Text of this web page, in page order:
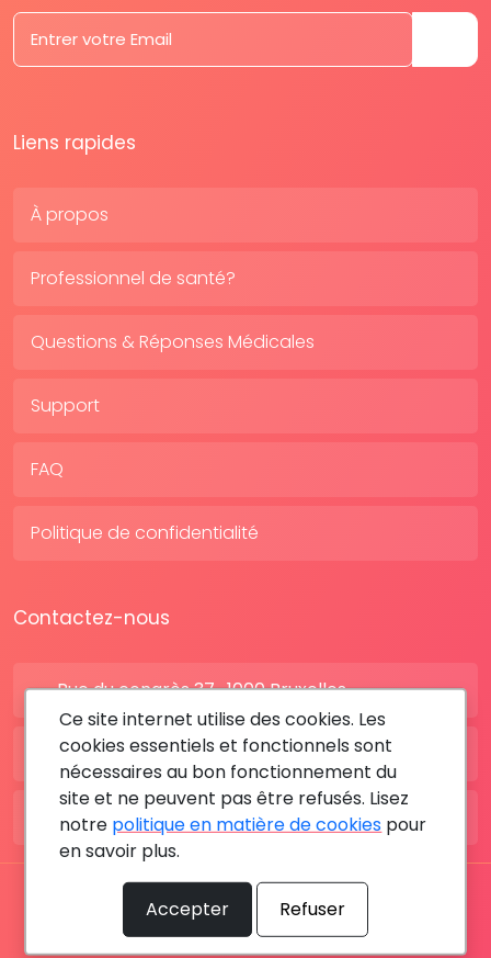
Liens rapides
À propos
Professionnel de santé?
Questions & Réponses Médicales
Support
FAQ
Politique de confidentialité
Contactez-nous
Rue du congrès 37 , 1000 Bruxelles
BE: +32 28080227
FR: +33 183642895
Tous les droits sont réservés © 2026 RDV MÉDICAL By
MediaSatCom
Ce site internet utilise des cookies. Les
cookies essentiels et fonctionnels sont
nécessaires au bon fonctionnement du
site et ne peuvent pas être refusés. Lisez
notre politique en matière de cookies pour
en savoir plus.
Accepter Refuser